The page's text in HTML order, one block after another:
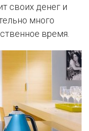
своих денег и
много
время.